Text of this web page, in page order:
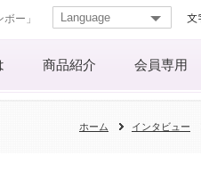
ー」
商品紹介 会員専用
ホーム インタビュー